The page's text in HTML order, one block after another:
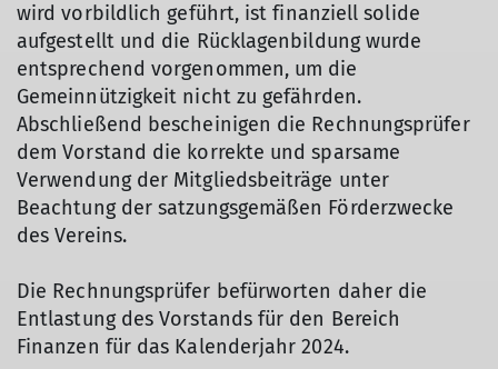
wird vorbildlich geführt, ist finanziell solide
aufgestellt und die Rücklagenbildung wurde
entsprechend vorgenommen, um die
Gemeinnützigkeit nicht zu gefährden.
Abschließend bescheinigen die Rechnungsprüfer
dem Vorstand die korrekte und sparsame
Verwendung der Mitgliedsbeiträge unter
Beachtung der satzungsgemäßen Förderzwecke
des Vereins.
Die Rechnungsprüfer befürworten daher die
Entlastung des Vorstands für den Bereich
Finanzen für das Kalenderjahr 2024.